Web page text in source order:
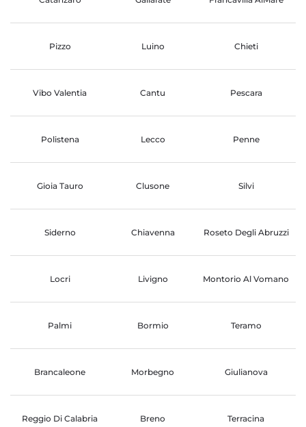
Pizzo Luino Chieti
Vibo Valentia Cantu Pescara
Polistena Lecco Penne
Gioia Tauro Clusone Silvi
Siderno Chiavenna Roseto Degli Abruzzi
Locri Livigno Montorio Al Vomano
Palmi Bormio Teramo
Brancaleone Morbegno Giulianova
Reggio Di Calabria Breno Terracina